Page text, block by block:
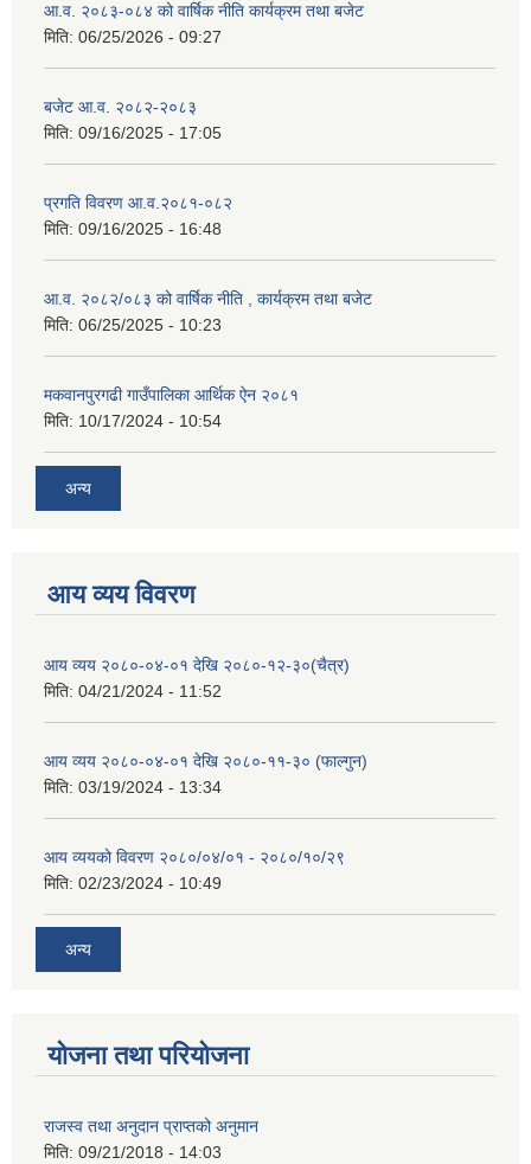
आ.व. २०८३-०८४ को वार्षिक नीति कार्यक्रम तथा बजेट
मिति: 06/25/2026 - 09:27
बजेट आ.व. २०८२-२०८३
मिति: 09/16/2025 - 17:05
प्रगति विवरण आ.व.२०८१-०८२
मिति: 09/16/2025 - 16:48
आ.व. २०८२/०८३ को वार्षिक नीति , कार्यक्रम तथा बजेट
मिति: 06/25/2025 - 10:23
मकवानपुरगढी गाउँपालिका आर्थिक ‌‌‌ऐन २०८१
मिति: 10/17/2024 - 10:54
अन्य
आय व्यय विवरण
आय व्यय २०८०-०४-०१ देखि २०८०-१२-३०(चैत्र)
मिति: 04/21/2024 - 11:52
आय व्यय २०८०-०४-०१ देखि २०८०-११-३० (फाल्गुन)
मिति: 03/19/2024 - 13:34
आय व्ययको विवरण २०८०/०४/०१ - २०८०/१०/२९
मिति: 02/23/2024 - 10:49
अन्य
योजना तथा परियोजना
राजस्व तथा अनुदान प्राप्तको अनुमान
मिति: 09/21/2018 - 14:03